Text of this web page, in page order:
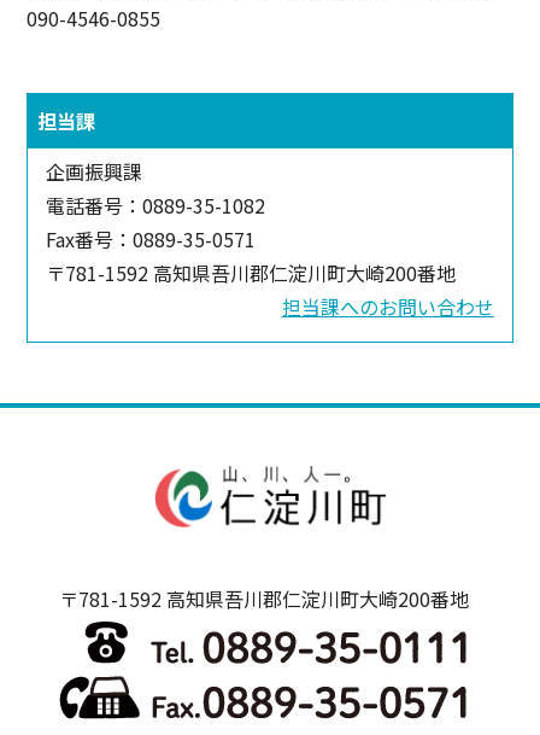
090-4546-0855
担当課
企画振興課
電話番号：0889-35-1082
Fax番号：0889-35-0571
〒781-1592 高知県吾川郡仁淀川町大崎200番地
担当課へのお問い合わせ
〒781-1592 高知県吾川郡仁淀川町大崎200番地